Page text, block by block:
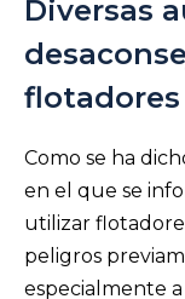
Diversas
Como se ha
en el que se
utilizar
peligros
especialmente